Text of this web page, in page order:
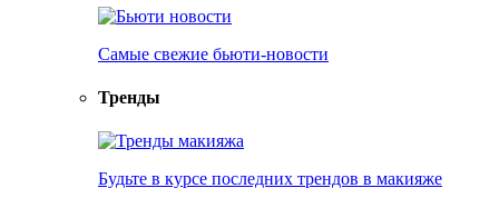
Самые свежие бьюти-новости
Тренды
Будьте в курсе последних трендов в макияже